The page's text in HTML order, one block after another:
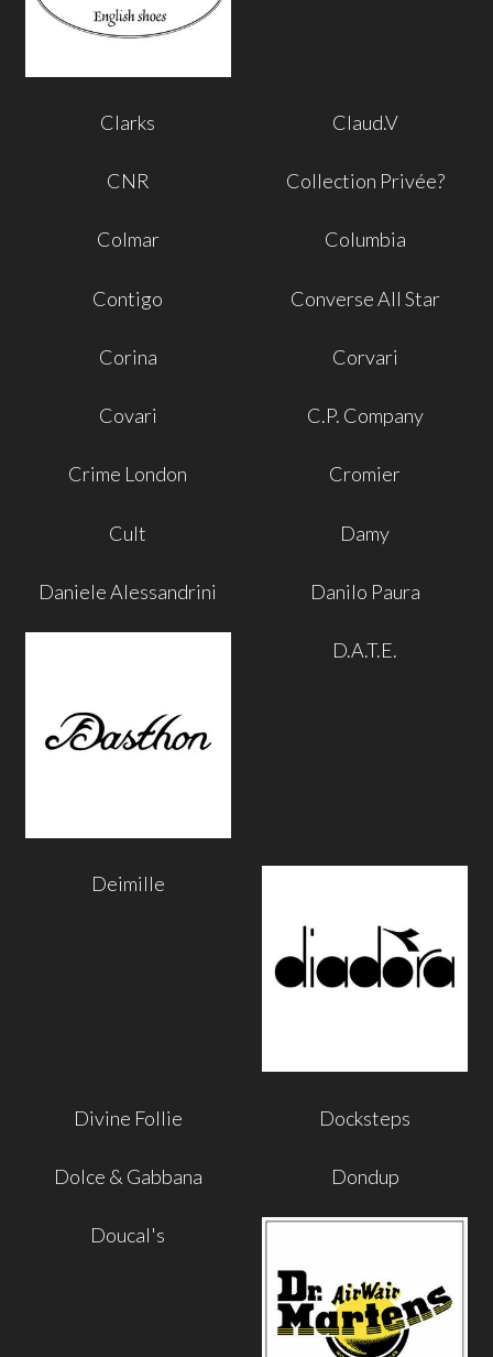
Clarks Claud.V
CNR Collection Privée?
Colmar Columbia
Contigo Converse All Star
Corina Corvari
Covari C.P. Company
Crime London Cromier
Cult Damy
Daniele Alessandrini Danilo Paura
D.A.T.E.
Deimille
Divine Follie Docksteps
Dolce & Gabbana Dondup
Doucal's